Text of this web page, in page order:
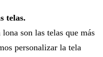
telas.
son las telas que más
personalizar la tela